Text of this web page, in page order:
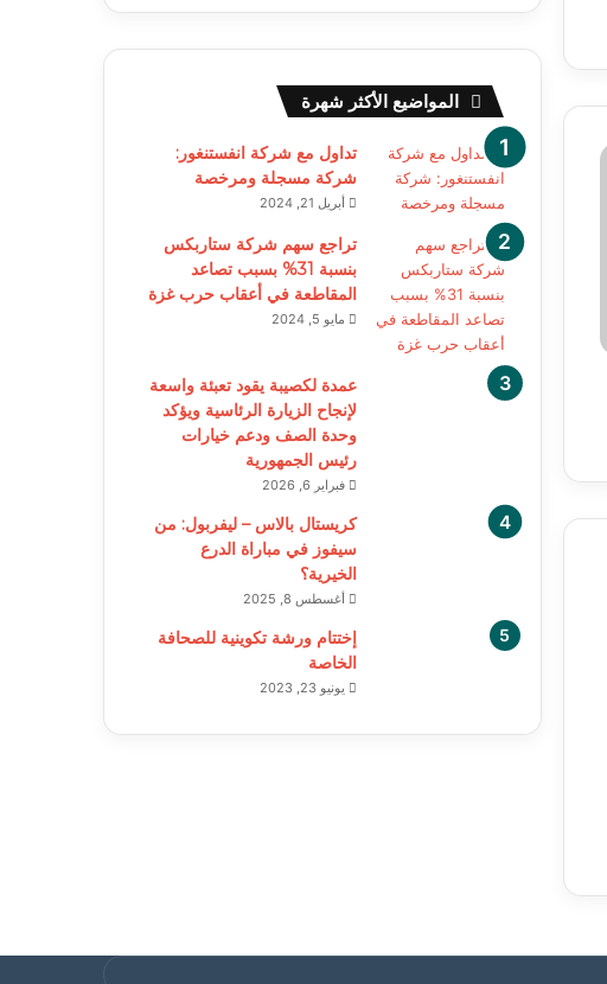
المواضيع الأكثر شهرة
تداول مع شركة انفستنغور:
شركة مسجلة ومرخصة
أبريل 21, 2024
تراجع سهم شركة ستاربكس
بنسبة 31% بسبب تصاعد
المقاطعة في أعقاب حرب غزة
مايو 5, 2024
عمدة لكصيبة يقود تعبئة واسعة
لإنجاح الزيارة الرئاسية ويؤكد
وحدة الصف ودعم خيارات
رئيس الجمهورية
فبراير 6, 2026
كريستال بالاس – ليفربول: من
سيفوز في مباراة الدرع
الخيرية؟
أغسطس 8, 2025
إختتام ورشة تكوينية للصحافة
الخاصة
يونيو 23, 2023